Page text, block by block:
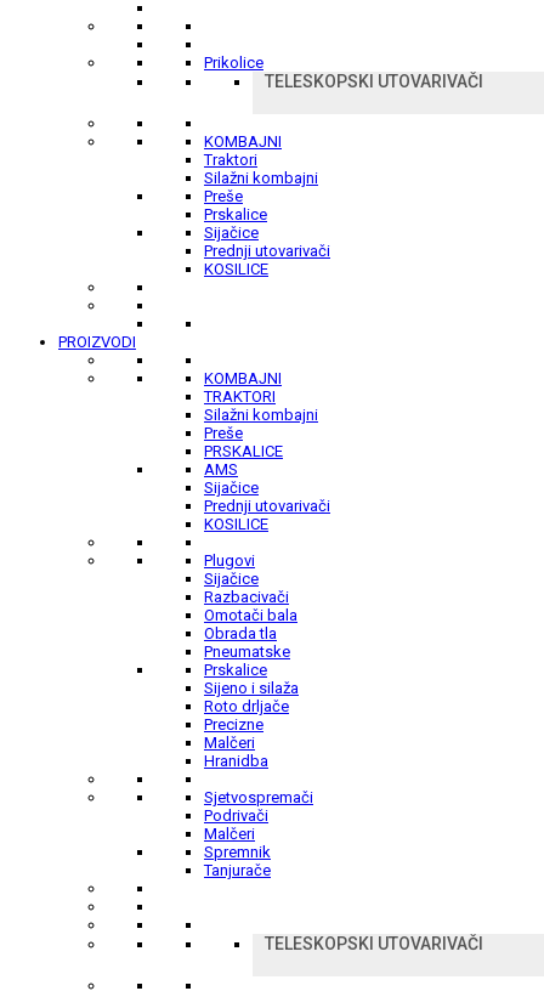
Prikolice
TELESKOPSKI UTOVARIVAČI
KOMBAJNI
Traktori
Silažni kombajni
Preše
Prskalice
Sijačice
Prednji utovarivači
KOSILICE
PROIZVODI
KOMBAJNI
TRAKTORI
Silažni kombajni
Preše
PRSKALICE
AMS
Sijačice
Prednji utovarivači
KOSILICE
Plugovi
Sijačice
Razbacivači
Omotači bala
Obrada tla
Pneumatske
Prskalice
Sijeno i silaža
Roto drljače
Precizne
Malčeri
Hranidba
Sjetvospremači
Podrivači
Malčeri
Spremnik
Tanjurače
TELESKOPSKI UTOVARIVAČI